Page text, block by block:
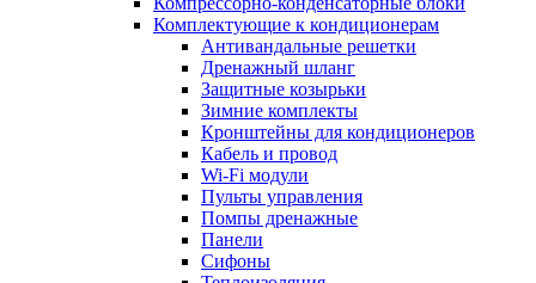
Комплектующие к кондиционерам
Антивандальные решетки
Дренажный шланг
Защитные козырьки
Зимние комплекты
Кронштейны для кондиционеров
Кабель и провод
Wi-Fi модули
Пульты управления
Помпы дренажные
Панели
Сифоны